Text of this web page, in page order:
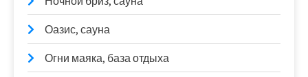
Оазис, сауна
Огни маяка, база отдыха